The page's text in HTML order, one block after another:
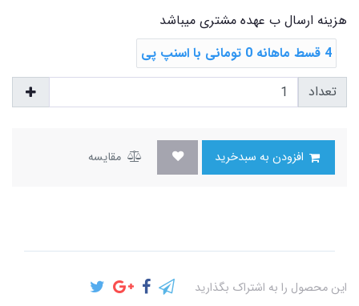
هزینه ارسال ب عهده مشتری میباشد
4 قسط ماهانه 0 تومانی با اسنپ ‌پی
تعداد
مقایسه
این محصول را به اشتراک بگذارید